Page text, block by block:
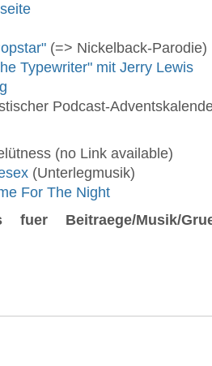
(=> Nickelback-Parodie)
Typewriter" mit Jerry Lewis
Podcast-
(no Link available)
(Unterlegmusik)
For The Night
fuer Beitraege/Musik/